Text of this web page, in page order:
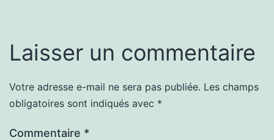
Laisser un commentaire
Votre adresse e-mail ne sera pas publiée. Les champs
obligatoires sont indiqués avec *
Commentaire *